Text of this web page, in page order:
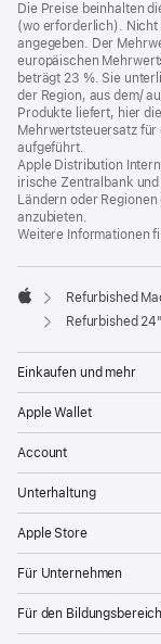
Die Preise beinhalten
(wo erforderlich). Nicht
angegeben. Der
europäischen
beträgt 23 %. Sie
der Region, aus dem/
Produkte liefert, hier
Mehrwertsteuersatz
aufgeführt.
Apple Distribution
irische Zentralbank
Ländern oder
anzubieten.
Weitere Informationen
Apple
Refurbished
Refurbished 24" iMac
Einkaufen und mehr
Apple Wallet
Account
Unterhaltung
Apple Store
Für Unternehmen
Für den Bildungsbereich